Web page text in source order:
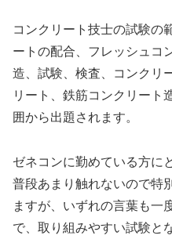
コンクリート技士の試験の
ートの配合、フレッシュコ
造、試験、検査、コンクリ
リート、鉄筋コンクリート
囲から出題されます。
ゼネコンに勤めている方に
普段あまり触れないので特
ますが、いずれの言葉も一
で、取り組みやすい試験と